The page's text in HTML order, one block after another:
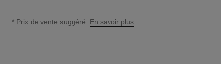
↩
* Prix de vente suggéré. En savoir plus